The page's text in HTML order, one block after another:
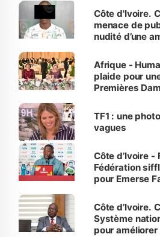
des Transports
Côte d'Ivoire.
menace de
nudité d’une
Afrique -
plaide pour
Premières
sur la scène
TF1 : une
vagues
Côte d’Ivoire -
Fédération
pour Emerse
Côte d’Ivoire.
Système
pour améliorer